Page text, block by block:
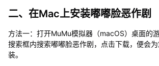
二、在Mac上安装嘟嘟脸恶作剧
方法一：打开MuMu模拟器（macOS）桌面的
搜索框内搜索嘟嘟脸恶作剧，点击下载，便会
装。